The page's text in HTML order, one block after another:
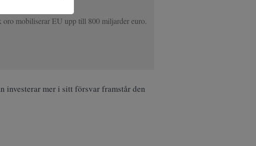
mobiliserar EU upp till 800 miljarder euro.
investerar mer i sitt försvar framstår den